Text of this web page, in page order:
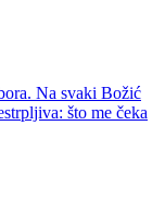
Na svaki Božić
što me čeka